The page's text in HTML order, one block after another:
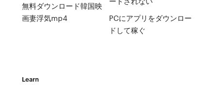
無料ダウンロード韓国映
画妻浮気mp4
PCにアプリをダウンロー
ドして稼ぐ
Learn